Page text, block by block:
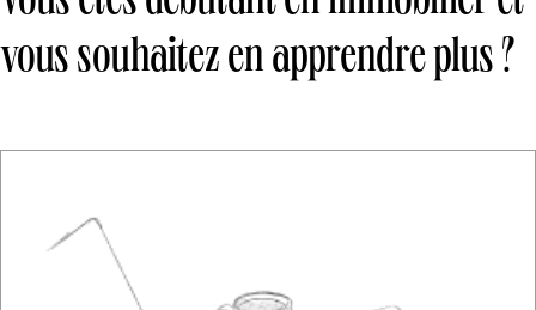
vous souhaitez en apprendre plus ?